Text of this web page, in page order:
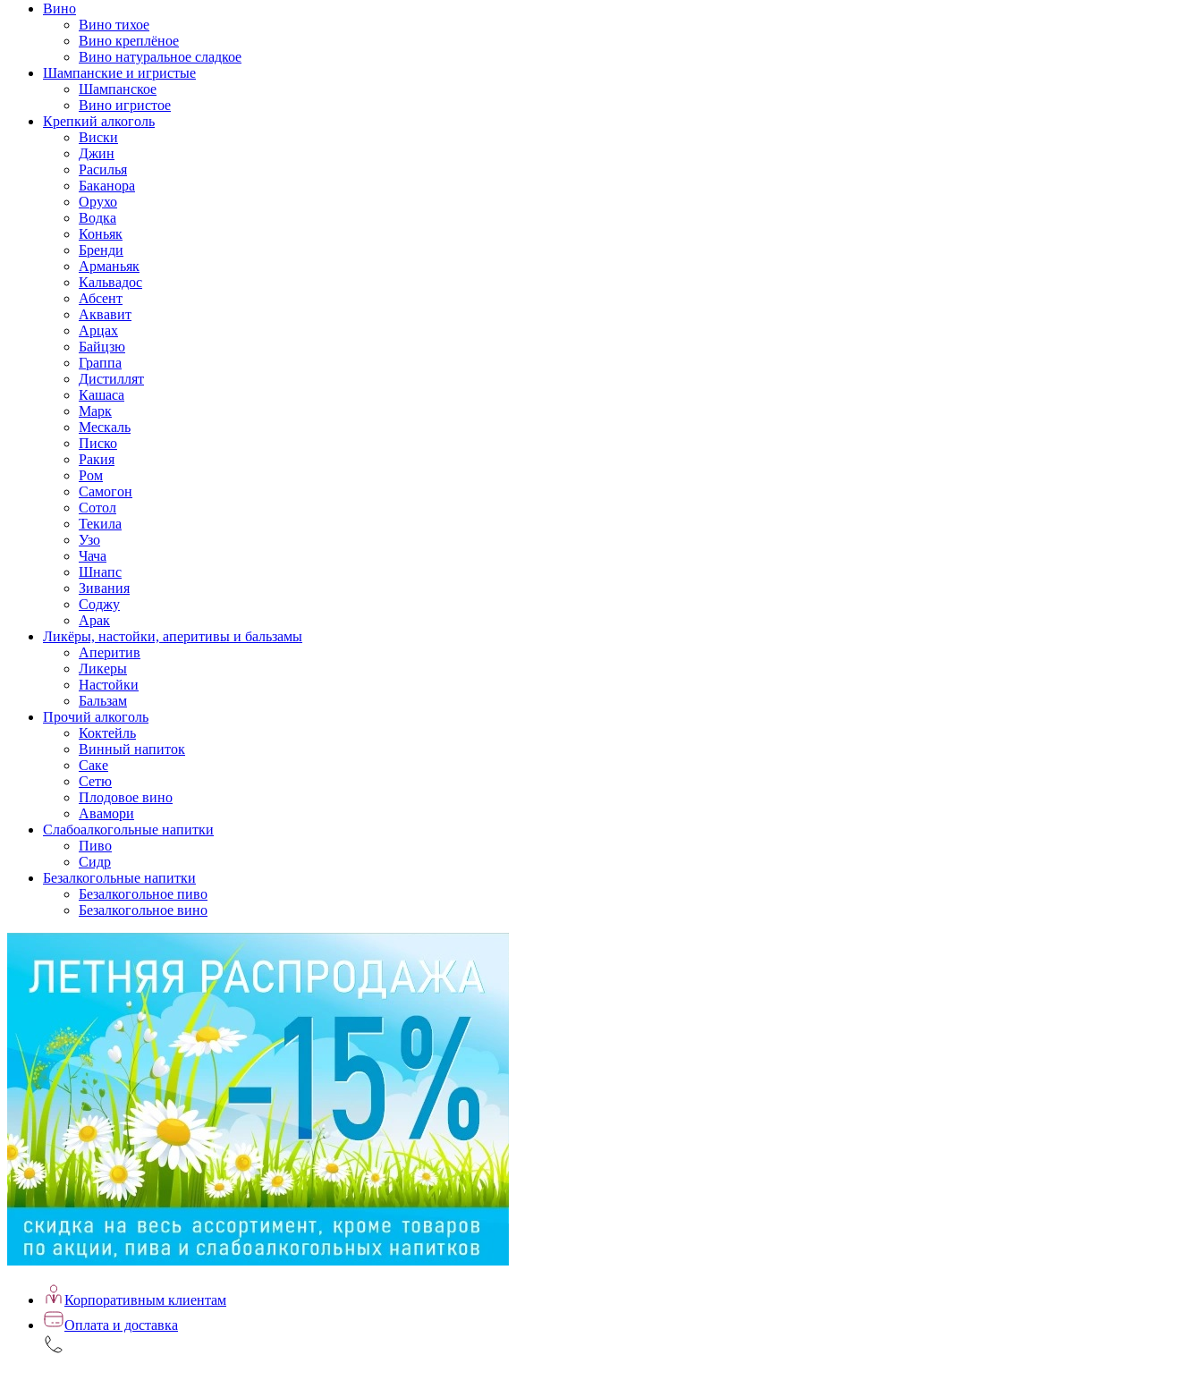
Вино
Вино тихое
Вино креплёное
Вино натуральное сладкое
Шампанские и игристые
Шампанское
Вино игристое
Крепкий алкоголь
Виски
Джин
Расилья
Баканора
Орухо
Водка
Коньяк
Бренди
Арманьяк
Кальвадос
Абсент
Аквавит
Арцах
Байцзю
Граппа
Дистиллят
Кашаса
Марк
Мескаль
Писко
Ракия
Ром
Самогон
Сотол
Текила
Узо
Чача
Шнапс
Зивания
Соджу
Арак
Ликёры, настойки, аперитивы и бальзамы
Аперитив
Ликеры
Настойки
Бальзам
Прочий алкоголь
Коктейль
Винный напиток
Саке
Сетю
Плодовое вино
Авамори
Слабоалкогольные напитки
Пиво
Сидр
Безалкогольные напитки
Безалкогольное пиво
Безалкогольное вино
Корпоративным клиентам
Оплата и доставка